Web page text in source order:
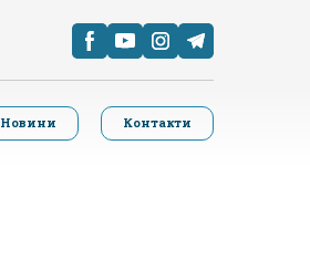
Новини Контакти